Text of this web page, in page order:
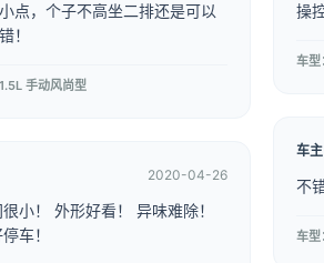
点，个子不高坐二排还是可以
！
手动风尚型
2020-04-26
小！ 外形好看！ 异味难除！
车！
操
车型
车
不
车型